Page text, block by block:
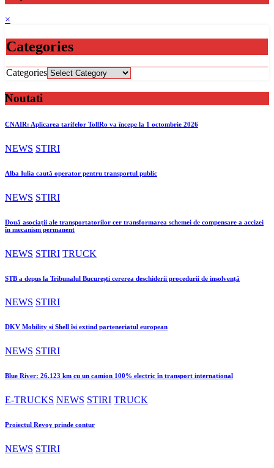
×
Categories
Categories
Noutati
CNAIR: Aplicarea tarifelor TollRo va începe la 1 octombrie 2026
NEWS STIRI
Alba Iulia caută operator pentru transportul public
NEWS STIRI
Două asociații ale transportatorilor cer transformarea schemei de compensare a accizei
în mecanism permanent
NEWS STIRI TRUCK
STB a depus la Tribunalul București cererea deschiderii procedurii de insolvență
NEWS STIRI
DKV Mobility și Shell își extind parteneriatul european
NEWS STIRI
Blue River: 26.123 km cu un camion 100% electric în transport internațional
E-TRUCKS NEWS STIRI TRUCK
Proiectul Revoy prinde contur
NEWS STIRI